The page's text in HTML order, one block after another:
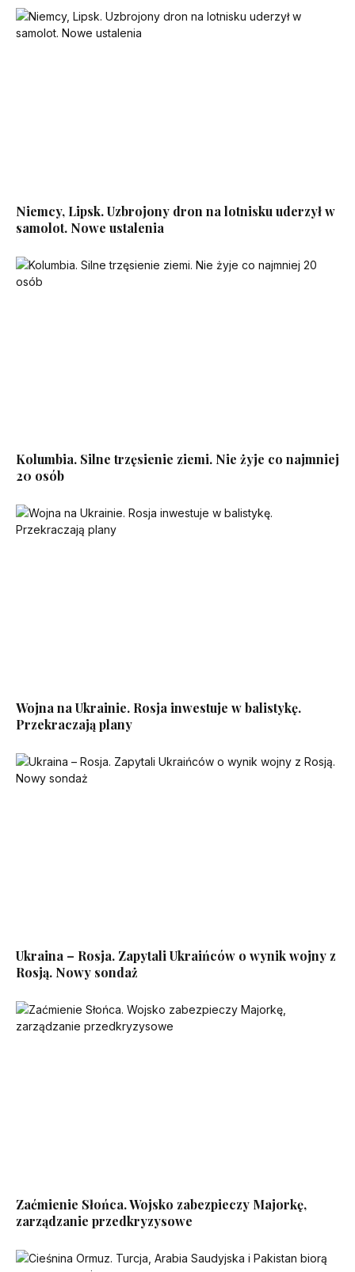
Niemcy, Lipsk. Uzbrojony dron na lotnisku uderzył w
samolot. Nowe ustalenia
Kolumbia. Silne trzęsienie ziemi. Nie żyje co najmniej
20 osób
Wojna na Ukrainie. Rosja inwestuje w balistykę.
Przekraczają plany
Ukraina – Rosja. Zapytali Ukraińców o wynik wojny z
Rosją. Nowy sondaż
Zaćmienie Słońca. Wojsko zabezpieczy Majorkę,
zarządzanie przedkryzysowe